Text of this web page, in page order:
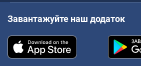
Завантажуйте наш додаток